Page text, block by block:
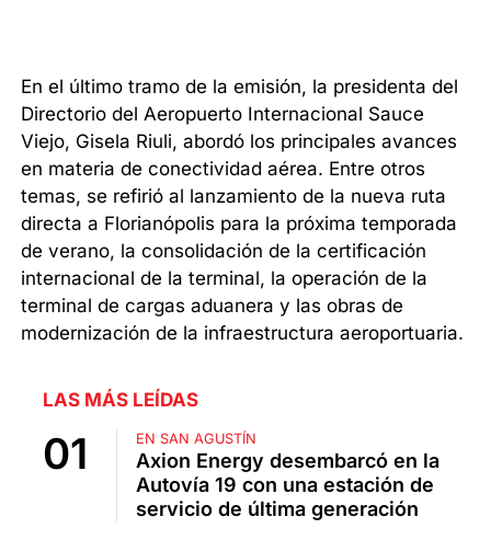
En el último tramo de la emisión, la presidenta del
Directorio del Aeropuerto Internacional Sauce
Viejo, Gisela Riuli, abordó los principales avances
en materia de conectividad aérea. Entre otros
temas, se refirió al lanzamiento de la nueva ruta
directa a Florianópolis para la próxima temporada
de verano, la consolidación de la certificación
internacional de la terminal, la operación de la
terminal de cargas aduanera y las obras de
modernización de la infraestructura aeroportuaria.
LAS MÁS LEÍDAS
EN SAN AGUSTÍN
Axion Energy desembarcó en la
Autovía 19 con una estación de
servicio de última generación